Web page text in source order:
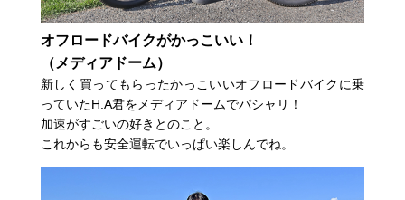
オフロードバイクがかっこいい！
（メディアドーム）
新しく買ってもらったかっこいいオフロードバイクに乗
っていたH.A君をメディアドームでパシャリ！
加速がすごいの好きとのこと。
これからも安全運転でいっぱい楽しんでね。